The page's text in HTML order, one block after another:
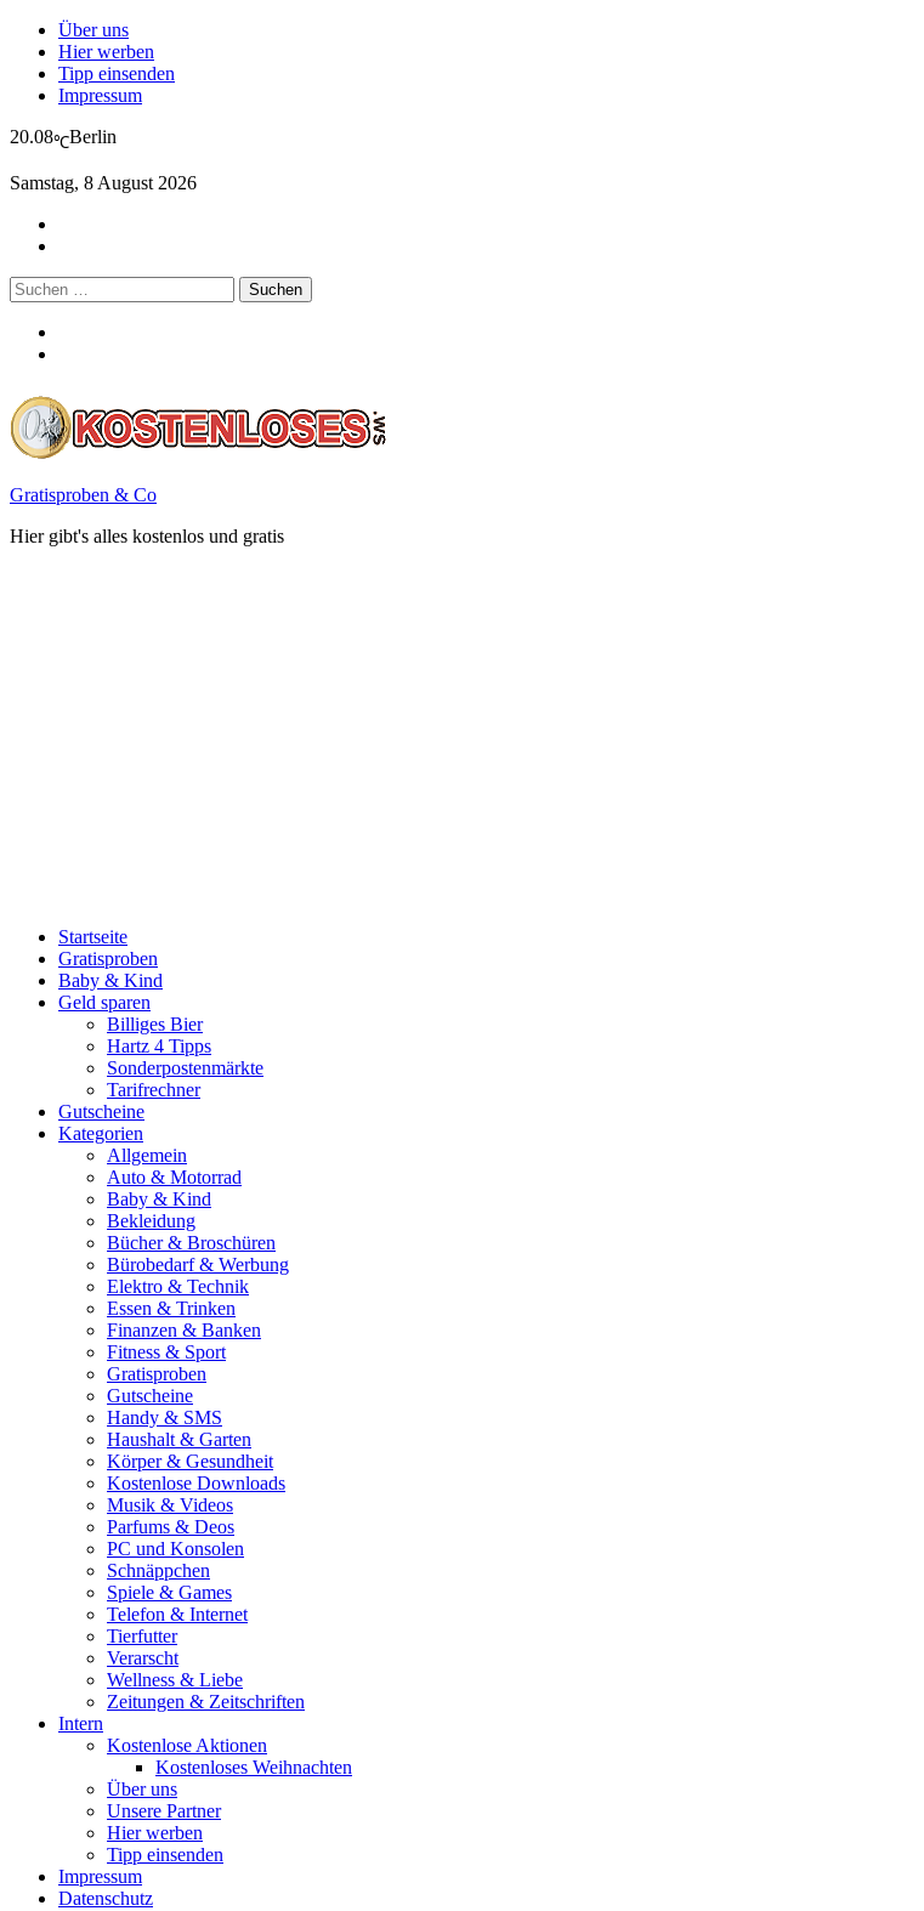
Über uns
Hier werben
Tipp einsenden
Impressum
20.08℃Berlin
Samstag, 8 August 2026
Suchen
nach:
Gratisproben & Co
Hier gibt's alles kostenlos und gratis
Startseite
Gratisproben
Baby & Kind
Geld sparen
Billiges Bier
Hartz 4 Tipps
Sonderpostenmärkte
Tarifrechner
Gutscheine
Kategorien
Allgemein
Auto & Motorrad
Baby & Kind
Bekleidung
Bücher & Broschüren
Bürobedarf & Werbung
Elektro & Technik
Essen & Trinken
Finanzen & Banken
Fitness & Sport
Gratisproben
Gutscheine
Handy & SMS
Haushalt & Garten
Körper & Gesundheit
Kostenlose Downloads
Musik & Videos
Parfums & Deos
PC und Konsolen
Schnäppchen
Spiele & Games
Telefon & Internet
Tierfutter
Verarscht
Wellness & Liebe
Zeitungen & Zeitschriften
Intern
Kostenlose Aktionen
Kostenloses Weihnachten
Über uns
Unsere Partner
Hier werben
Tipp einsenden
Impressum
Datenschutz